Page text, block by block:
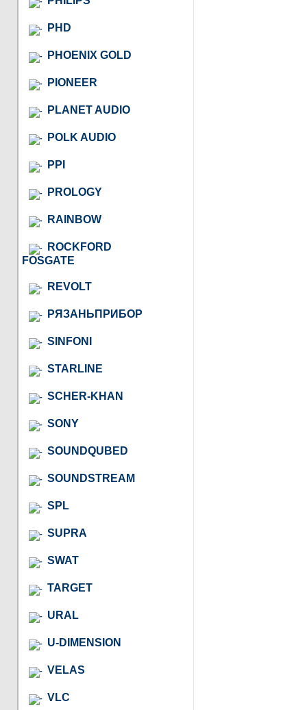
PHD
PHOENIX GOLD
PIONEER
PLANET AUDIO
POLK AUDIO
PPI
PROLOGY
RAINBOW
ROCKFORD
FOSGATE
REVOLT
РЯЗАНЬПРИБОР
SINFONI
STARLINE
SCHER-KHAN
SONY
SOUNDQUBED
SOUNDSTREAM
SPL
SUPRA
SWAT
TARGET
URAL
U-DIMENSION
VELAS
VLC